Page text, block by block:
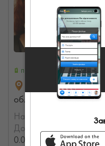
паспорт надано
площадь
область, Украина
На порталі з:
15.02.2022
Досвід роботи:
с 1988
0.014494077778295